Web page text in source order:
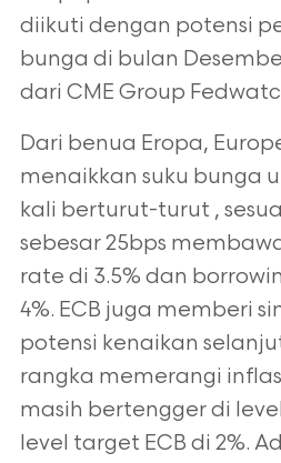
diikuti dengan potensi
bunga di bulan
dari CME Group
Dari benua Eropa,
menaikkan suku bunga
kali berturut-turut ,
sebesar 25bps
rate di 3.5% dan
4%. ECB juga memberi
potensi kenaikan
rangka memerangi
masih bertengger di
level target ECB di 2%.